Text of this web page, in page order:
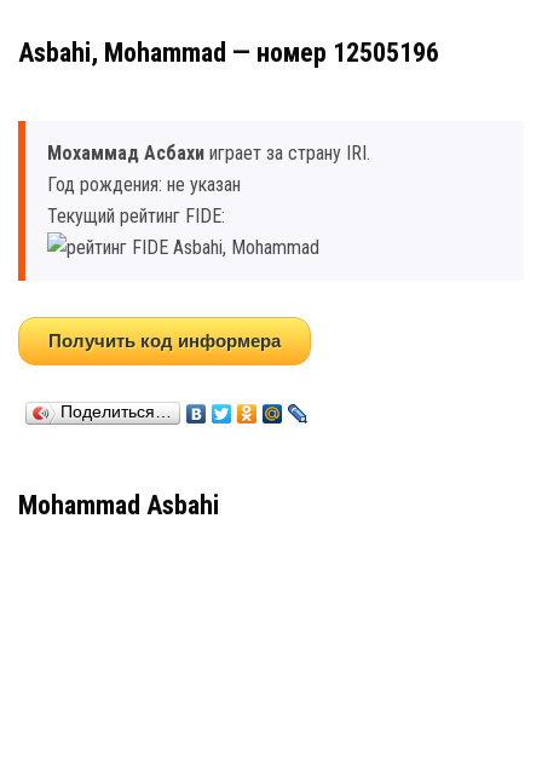
Asbahi, Mohammad — номер 12505196
Мохаммад Асбахи играет за страну IRI.
Год рождения: не указан
Текущий рейтинг FIDE:
Получить код информера
Поделиться…
Mohammad Asbahi